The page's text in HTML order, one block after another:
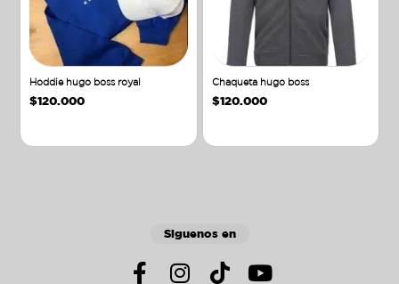
Hoddie hugo boss royal
$120.000
Chaqueta hugo boss
$120.000
Siguenos en